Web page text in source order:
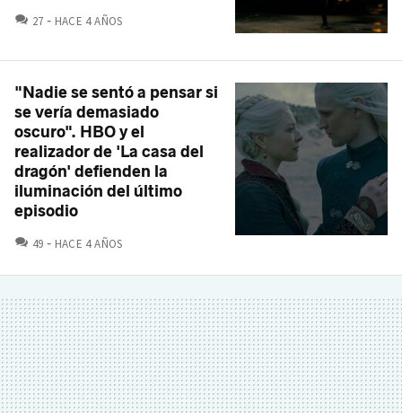
27 COMENTARIOS
HACE 4 AÑOS
"Nadie se sentó a pensar si
se vería demasiado
oscuro". HBO y el
realizador de 'La casa del
dragón' defienden la
iluminación del último
episodio
49 COMENTARIOS
HACE 4 AÑOS